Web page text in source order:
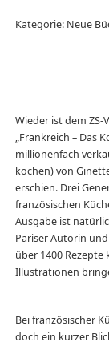
Kategorie: Neue
Wieder ist dem
„Frankreich – Das
millionenfach
kochen) von
erschien. Drei
französischen
Ausgabe ist
Pariser Autorin
über 1400
Illustrationen
Bei französischer
doch ein kurzer